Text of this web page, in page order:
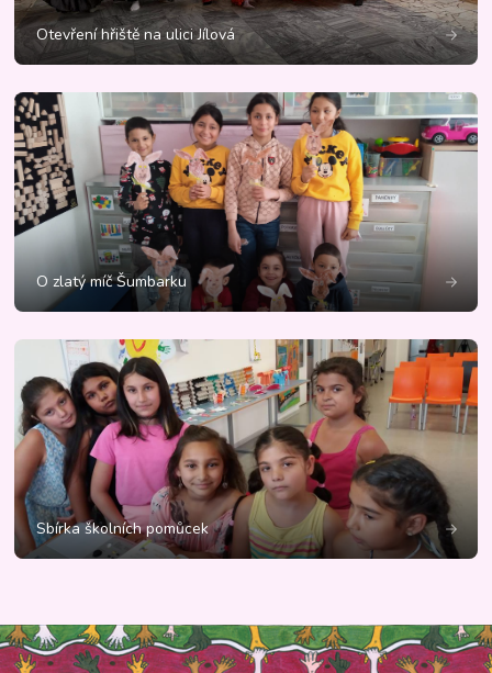
Otevření hřiště na ulici Jílová
O zlatý míč Šumbarku
Sbírka školních pomůcek